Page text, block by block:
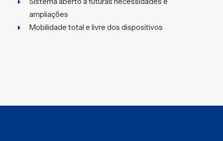
ampliações
Mobilidade total e livre dos dispositivos